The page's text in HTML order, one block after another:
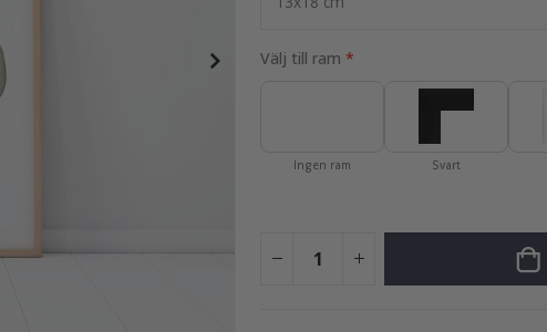
99,00 Kr
Välj till ram
Ingen ram Svart